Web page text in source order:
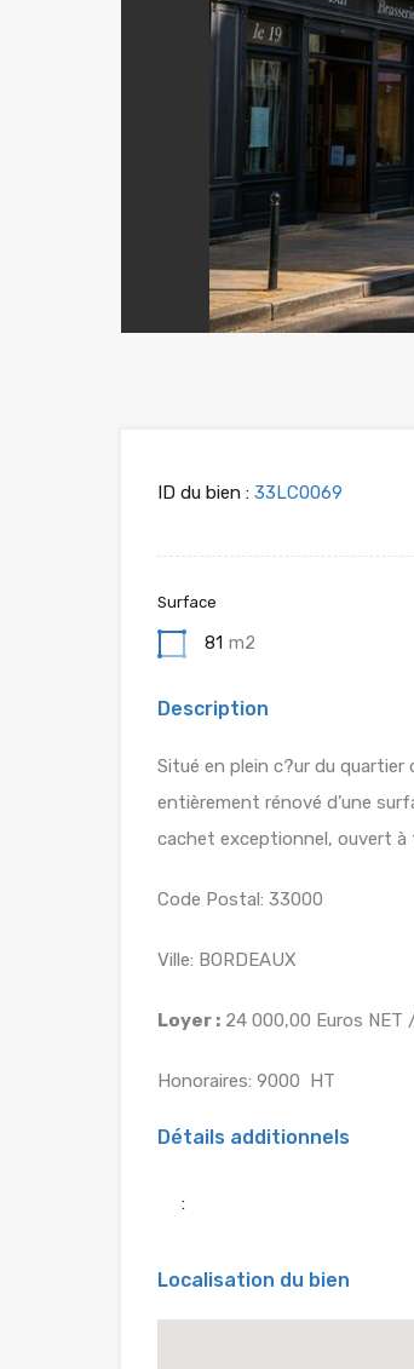
ID du bien : 33LC0069
Surface
81 m2
Description
Situé en plein c?ur du quartier
entièrement rénové d’une
cachet exceptionnel, ouvert
Code Postal: 33000
Ville: BORDEAUX
Loyer : 24 000,00 Euros NET
Honoraires: 9000  HT
Détails additionnels
:
Localisation du bien